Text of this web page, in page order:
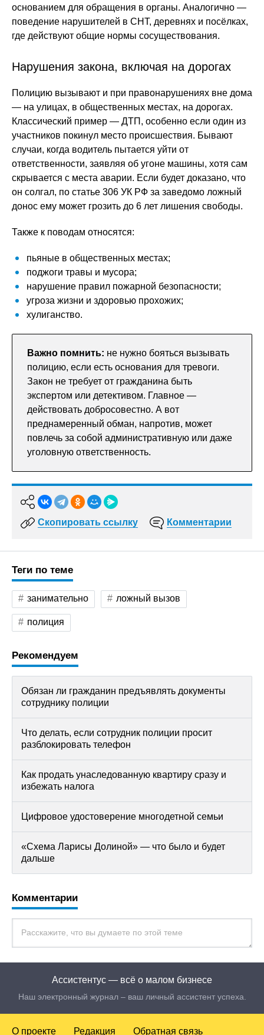
основанием для обращения в органы. Аналогично —
поведение нарушителей в СНТ, деревнях и посёлках,
где действуют общие нормы сосуществования.
Нарушения закона, включая на дорогах
Полицию вызывают и при правонарушениях вне дома
— на улицах, в общественных местах, на дорогах.
Классический пример — ДТП, особенно если один из
участников покинул место происшествия. Бывают
случаи, когда водитель пытается уйти от
ответственности, заявляя об угоне машины, хотя сам
скрывается с места аварии. Если будет доказано, что
он солгал, по статье 306 УК РФ за заведомо ложный
донос ему может грозить до 6 лет лишения свободы.
Также к поводам относятся:
пьяные в общественных местах;
поджоги травы и мусора;
нарушение правил пожарной безопасности;
угроза жизни и здоровью прохожих;
хулиганство.
Важно помнить: не нужно бояться вызывать
полицию, если есть основания для тревоги.
Закон не требует от гражданина быть
экспертом или детективом. Главное —
действовать добросовестно. А вот
преднамеренный обман, напротив, может
повлечь за собой административную или даже
уголовную ответственность.
Скопировать ссылку Комментарии
Теги по теме
занимательно ложный вызов
полиция
Рекомендуем
Обязан ли гражданин предъявлять документы
сотруднику полиции
Что делать, если сотрудник полиции просит
разблокировать телефон
Как продать унаследованную квартиру сразу и
избежать налога
Цифровое удостоверение многодетной семьи
«Схема Ларисы Долиной» — что было и будет
дальше
Комментарии
Ассистентус — всё о малом бизнесе
Наш электронный журнал – ваш личный ассистент успеха.
О проекте Редакция Обратная связь